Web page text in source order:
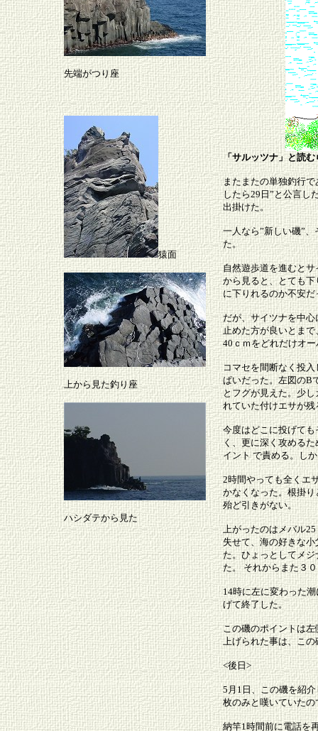
先端がつり座
猿面
上から見た釣り座
ハシダテから見た
「サルッツナ」と読
またまたの単独釣行
したら29日”と公言し
出掛けた。
一人なら”新しい磯”
た。
自然遊歩道を進むと
から見ると、とても
に下りれるのか不安だ
だが、サイツナを中
止めた方が良いとま
40ｃｍをどれだけオ
コマセを間断なく投
ぱいだった。左図のB
とフグが見えた。少
れていた付けエサが
今度はどこに投げて
く、更に深く攻める
イント で責める。し
2時間やっても全くエ
かなくなった。根掛
殆ど引きがない。
上がったのはメバル
失せて、海の好きな
た。ひょっとしてメ
た。 それからまた３
14時に左に変わった
げて終了した。
この磯のポイントは
上げられた事は、こ
<後日>
5月1日、この磯を紹
枚のみと嘆いていた
納竿1時間前に電話を